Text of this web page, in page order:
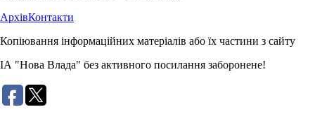
АрхівКонтакти
Копіювання інформаційних матеріалів або їх частини з сайту
ІА "Нова Влада" без активного посилання заборонене!